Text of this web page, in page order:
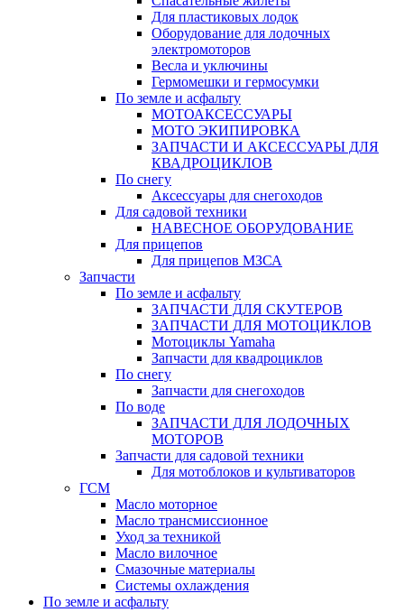
Для пластиковых лодок
Оборудование для лодочных
электромоторов
Весла и уключины
Гермомешки и гермосумки
По земле и асфальту
МОТОАКСЕССУАРЫ
МОТО ЭКИПИРОВКА
ЗАПЧАСТИ И АКСЕССУАРЫ ДЛЯ
КВАДРОЦИКЛОВ
По снегу
Аксессуары для снегоходов
Для садовой техники
НАВЕСНОЕ ОБОРУДОВАНИЕ
Для прицепов
Для прицепов МЗСА
Запчасти
По земле и асфальту
ЗАПЧАСТИ ДЛЯ СКУТЕРОВ
ЗАПЧАСТИ ДЛЯ МОТОЦИКЛОВ
Мотоциклы Yamaha
Запчасти для квадроциклов
По снегу
Запчасти для снегоходов
По воде
ЗАПЧАСТИ ДЛЯ ЛОДОЧНЫХ
МОТОРОВ
Запчасти для садовой техники
Для мотоблоков и культиваторов
ГСМ
Масло моторное
Масло трансмиссионное
Уход за техникой
Масло вилочное
Смазочные материалы
Системы охлаждения
По земле и асфальту